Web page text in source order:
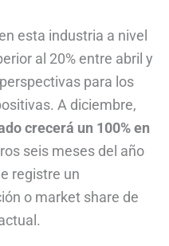
esta industria a nivel
al 20% entre abril y
para los
A diciembre,
crecerá un 100% en
seis meses del año
registre un
o market share de